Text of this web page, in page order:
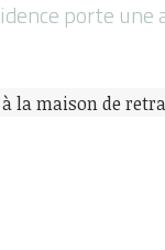
porte